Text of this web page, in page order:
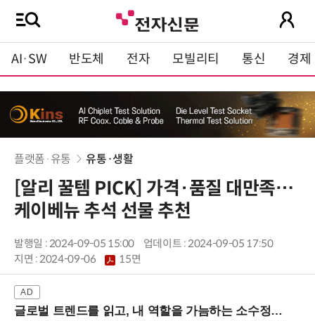
AI·SW 반도체 전자 모빌리티 통신 경제
플랫폼·유통 유통·생활
[알리 꿀템 PICK] 가격·품질 대만족…
케이베뉴 추석 선물 추천
발행일 : 2024-09-05 15:00
업데이트 : 2024-09-05 17:50
지면 :2024-09-06 15면
글로벌 트렌드를 읽고, 내 역할을 가늠하는 소수정예 실습 워크숍 (8/28 신논현역)